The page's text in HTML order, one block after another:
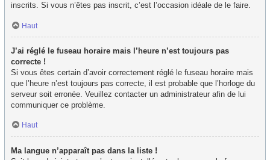
inscrits. Si vous n’êtes pas inscrit, c’est l’occasion idéale de le faire.
Haut
J’ai réglé le fuseau horaire mais l’heure n’est toujours pas
correcte !
Si vous êtes certain d’avoir correctement réglé le fuseau horaire mais
que l’heure n’est toujours pas correcte, il est probable que l’horloge du
serveur soit erronée. Veuillez contacter un administrateur afin de lui
communiquer ce problème.
Haut
Ma langue n’apparaît pas dans la liste !